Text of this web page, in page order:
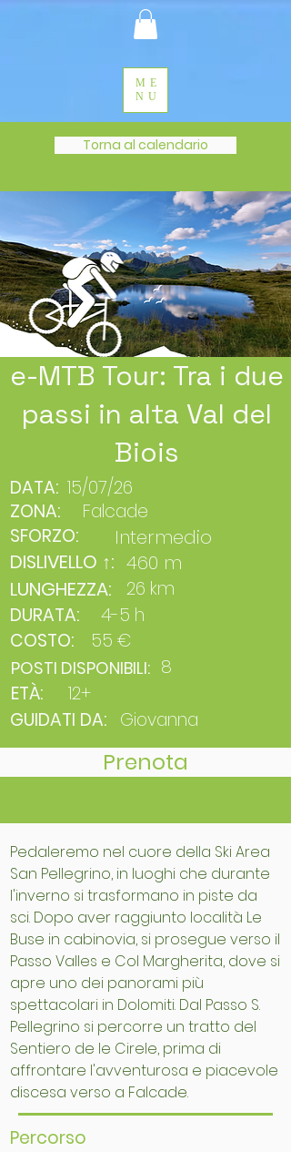
ME
NU
Torna al calendario
e-MTB Tour: Tra i due
passi in alta Val del
Biois
DATA: 15/07/26
ZONA:
Falcade
SFORZO:
Intermedio
DISLIVELLO ↑: 460 m
LUNGHEZZA:
26 km
DURATA:
4-5 h
55 €
COSTO:
8
POSTI DISPONIBILI:
ETÀ:
12+
GUIDATI DA: Giovanna
Prenota
Pedaleremo nel cuore della Ski Area
San Pellegrino, in luoghi che durante
l'inverno si trasformano in piste da
sci. Dopo aver raggiunto località Le
Buse in cabinovia, si prosegue verso il
Passo Valles e Col Margherita, dove si
apre uno dei panorami più
spettacolari in Dolomiti. Dal Passo S.
Pellegrino si percorre un tratto del
Sentiero de le Cirele, prima di
affrontare l'avventurosa e piacevole
discesa verso a Falcade.
Percorso